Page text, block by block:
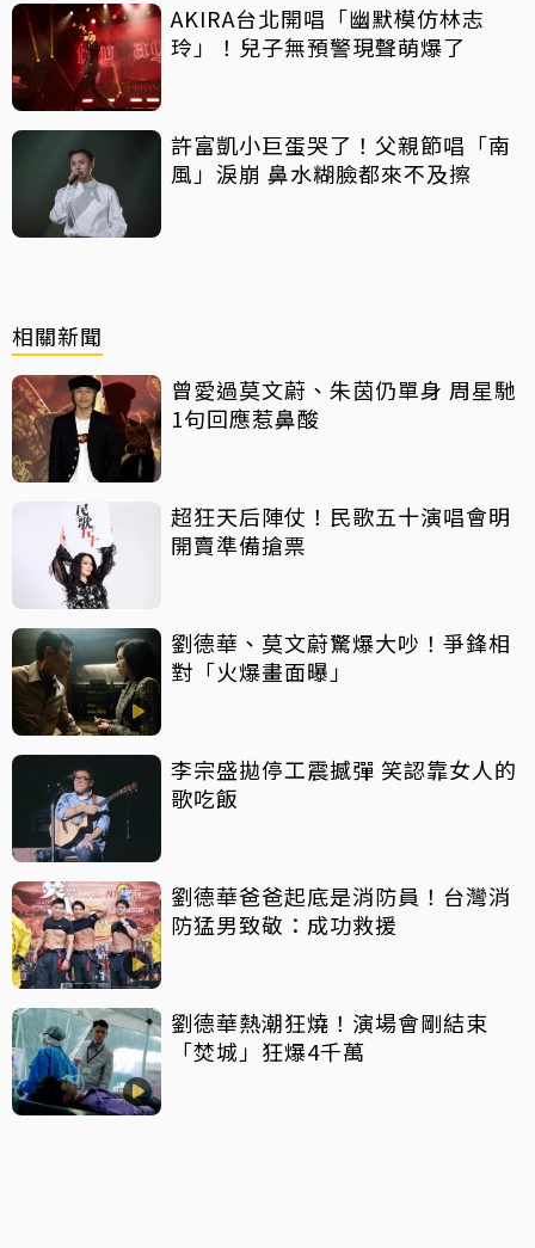
AKIRA台北開唱「幽默模仿林志
玲」！兒子無預警現聲萌爆了
許富凱小巨蛋哭了！父親節唱「南
風」淚崩 鼻水糊臉都來不及擦
相關新聞
曾愛過莫文蔚、朱茵仍單身 周星馳
1句回應惹鼻酸
超狂天后陣仗！民歌五十演唱會明
開賣準備搶票
劉德華、莫文蔚驚爆大吵！爭鋒相
對「火爆畫面曝」
李宗盛拋停工震撼彈 笑認靠女人的
歌吃飯
劉德華爸爸起底是消防員！台灣消
防猛男致敬：成功救援
劉德華熱潮狂燒！演場會剛結束
「焚城」狂爆4千萬